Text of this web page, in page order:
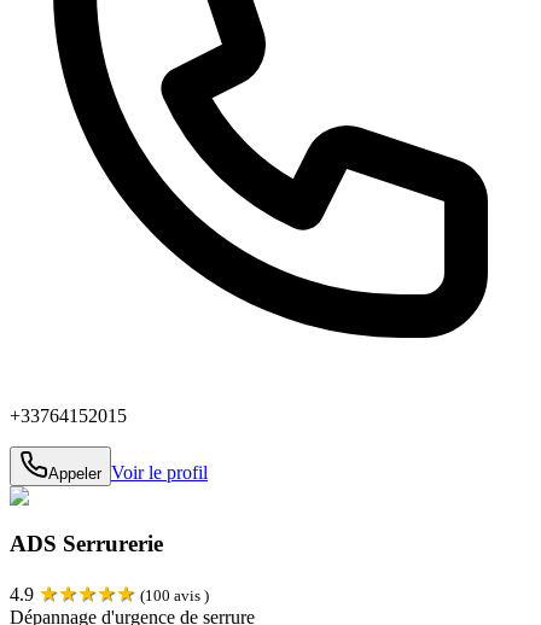
+33764152015
Appeler Voir le profil
ADS Serrurerie
4.9 ★★★★★ (100 avis )
Dépannage d'urgence de serrure